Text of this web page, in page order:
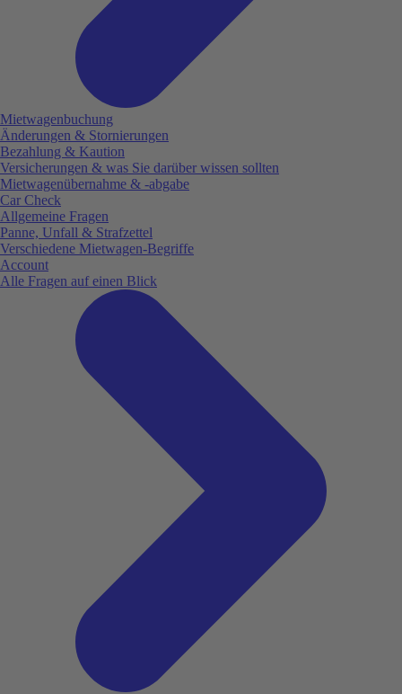
Mietwagenbuchung
Änderungen & Stornierungen
Bezahlung & Kaution
Versicherungen & was Sie darüber wissen sollten
Mietwagenübernahme & -abgabe
Car Check
Allgemeine Fragen
Panne, Unfall & Strafzettel
Verschiedene Mietwagen-Begriffe
Account
Alle Fragen auf einen Blick